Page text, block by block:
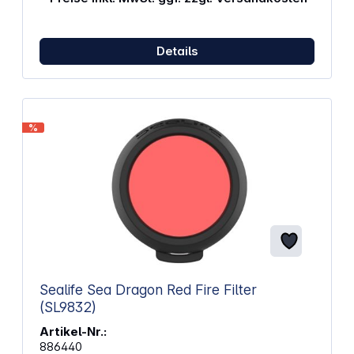
Lieferumfang) Gummiknopfabdeckung für einfache
Einstellungsänderungen Abmessungen (LxBxH): 9,6
x 5,8 x 9 cm Gewicht: 120 g
Details
%
Sealife Sea Dragon Red Fire Filter
(SL9832)
Artikel-Nr.:
886440